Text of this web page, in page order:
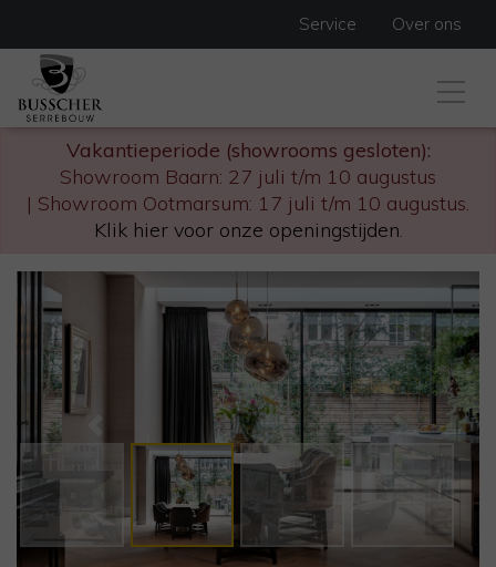
Vakantieperiode (showrooms gesloten):
Showroom Baarn: 27 juli t/m 10 augustus
| Showroom Ootmarsum: 17 juli t/m 10 augustus.
Klik hier voor onze openingstijden.
Service Over ons
Previous Next